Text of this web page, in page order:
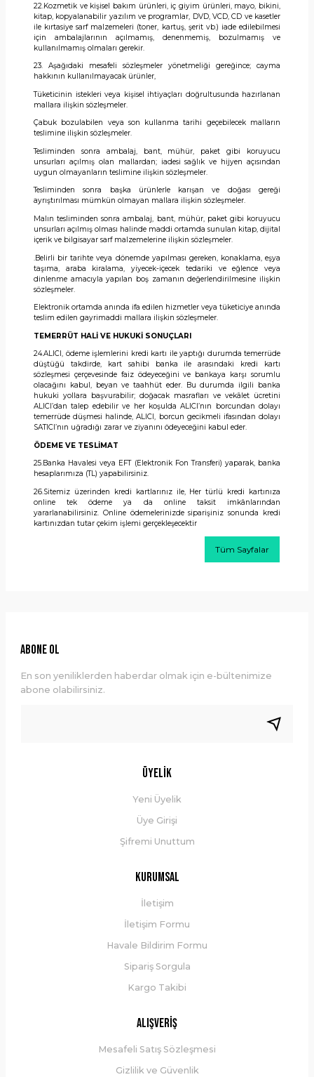
22.Kozmetik ve kişisel bakım ürünleri, iç giyim ürünleri, mayo, bikini,
kitap, kopyalanabilir yazılım ve programlar, DVD, VCD, CD ve kasetler
ile kırtasiye sarf malzemeleri (toner, kartuş, şerit vb.) iade edilebilmesi
için ambalajlarının açılmamış, denenmemiş, bozulmamış ve
kullanılmamış olmaları gerekir.
23. Aşağıdaki mesafeli sözleşmeler yönetmeliği gereğince; cayma
hakkının kullanılmayacak ürünler,
Tüketicinin istekleri veya kişisel ihtiyaçları doğrultusunda hazırlanan
mallara ilişkin sözleşmeler.
Çabuk bozulabilen veya son kullanma tarihi geçebilecek malların
teslimine ilişkin sözleşmeler.
Tesliminden sonra ambalaj, bant, mühür, paket gibi koruyucu
unsurları açılmış olan mallardan; iadesi sağlık ve hijyen açısından
uygun olmayanların teslimine ilişkin sözleşmeler.
Tesliminden sonra başka ürünlerle karışan ve doğası gereği
ayrıştırılması mümkün olmayan mallara ilişkin sözleşmeler.
Malın tesliminden sonra ambalaj, bant, mühür, paket gibi koruyucu
unsurları açılmış olması halinde maddi ortamda sunulan kitap, dijital
içerik ve bilgisayar sarf malzemelerine ilişkin sözleşmeler.
.Belirli bir tarihte veya dönemde yapılması gereken, konaklama, eşya
taşıma, araba kiralama, yiyecek-içecek tedariki ve eğlence veya
dinlenme amacıyla yapılan boş zamanın değerlendirilmesine ilişkin
sözleşmeler.
Elektronik ortamda anında ifa edilen hizmetler veya tüketiciye anında
teslim edilen gayrimaddi mallara ilişkin sözleşmeler.
TEMERRÜT HALİ VE HUKUKİ SONUÇLARI
24.ALICI, ödeme işlemlerini kredi kartı ile yaptığı durumda temerrüde
düştüğü takdirde, kart sahibi banka ile arasındaki kredi kartı
sözleşmesi çerçevesinde faiz ödeyeceğini ve bankaya karşı sorumlu
olacağını kabul, beyan ve taahhüt eder. Bu durumda ilgili banka
hukuki yollara başvurabilir; doğacak masrafları ve vekâlet ücretini
ALICI’dan talep edebilir ve her koşulda ALICI’nın borcundan dolayı
temerrüde düşmesi halinde, ALICI, borcun gecikmeli ifasından dolayı
SATICI’nın uğradığı zarar ve ziyanını ödeyeceğini kabul eder.
ÖDEME VE TESLİMAT
25.Banka Havalesi veya EFT (Elektronik Fon Transferi) yaparak, banka
hesaplarımıza (TL) yapabilirsiniz.
26.Sitemiz üzerinden kredi kartlarınız ile, Her türlü kredi kartınıza
online tek ödeme ya da online taksit imkânlarından
yararlanabilirsiniz. Online ödemelerinizde siparişiniz sonunda kredi
kartınızdan tutar çekim işlemi gerçekleşecektir
Tüm Sayfalar
Üyelik
Yeni Üyelik
Üye Girişi
Şifremi Unuttum
Kurumsal
İletişim
İletişim Formu
Havale Bildirim Formu
Sipariş Sorgula
Kargo Takibi
Alışveriş
Mesafeli Satış Sözleşmesi
Gizlilik ve Güvenlik
ABONE OL
En son yeniliklerden haberdar olmak için e-bültenimize
abone olabilirsiniz.